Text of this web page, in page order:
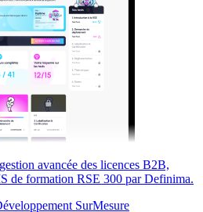
avancée des licences B2B,
de formation RSE 300 par Definima.
SurMesure